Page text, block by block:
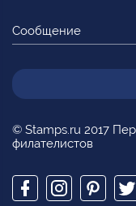
© Stamps.ru 2017
филателистов
Сообщение